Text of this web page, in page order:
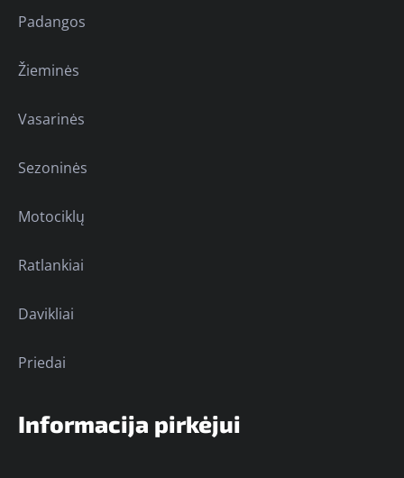
Padangos
Žieminės
Vasarinės
Sezoninės
Motociklų
Ratlankiai
Davikliai
Priedai
Informacija pirkėjui